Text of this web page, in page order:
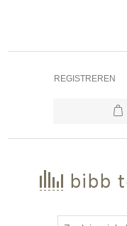
REGISTREREN